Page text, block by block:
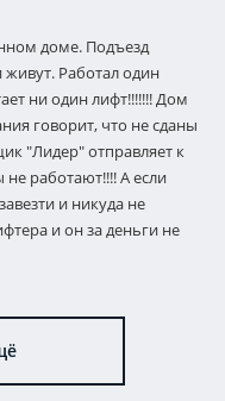
доме. Подъезд
Работал один
ни один лифт!!!!!!! Дом
говорит, что не сданы
"Лидер" отправляет к
работают!!!! А если
и никуда не
и он за деньги не